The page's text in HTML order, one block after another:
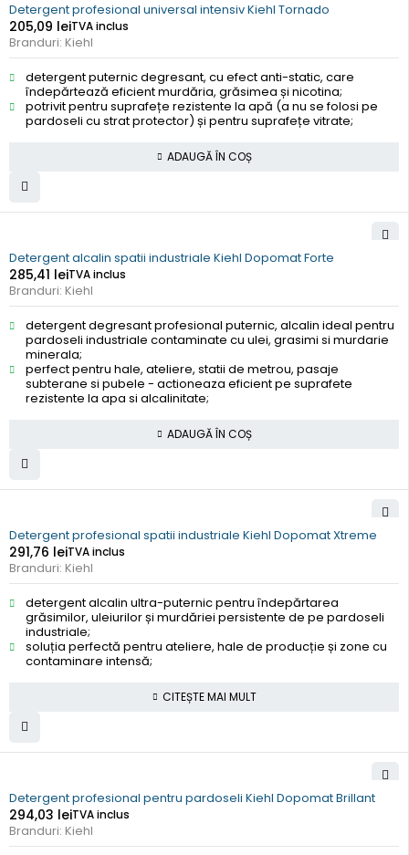
Detergent profesional universal intensiv Kiehl Tornado
205,09 leiTVA inclus
Branduri: Kiehl
detergent puternic degresant, cu efect anti-static, care
îndepărtează eficient murdăria, grăsimea și nicotina;
potrivit pentru suprafețe rezistente la apă (a nu se folosi pe
pardoseli cu strat protector) și pentru suprafețe vitrate;
ADAUGĂ ÎN COȘ
Detergent alcalin spatii industriale Kiehl Dopomat Forte
285,41 leiTVA inclus
Branduri: Kiehl
detergent degresant profesional puternic, alcalin ideal pentru
pardoseli industriale contaminate cu ulei, grasimi si murdarie
minerala;
perfect pentru hale, ateliere, statii de metrou, pasaje
subterane si pubele - actioneaza eficient pe suprafete
rezistente la apa si alcalinitate;
ADAUGĂ ÎN COȘ
Detergent profesional spatii industriale Kiehl Dopomat Xtreme
291,76 leiTVA inclus
Branduri: Kiehl
detergent alcalin ultra-puternic pentru îndepărtarea
grăsimilor, uleiurilor și murdăriei persistente de pe pardoseli
industriale;
soluția perfectă pentru ateliere, hale de producție și zone cu
contaminare intensă;
CITEȘTE MAI MULT
Detergent profesional pentru pardoseli Kiehl Dopomat Brillant
294,03 leiTVA inclus
Branduri: Kiehl